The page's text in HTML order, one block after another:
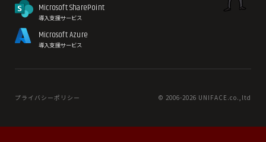
Microsoft SharePoint
導入支援サービス
Microsoft Azure
導入支援サービス
プライバシーポリシー © 2006-2026 UNIFACE.co.,ltd